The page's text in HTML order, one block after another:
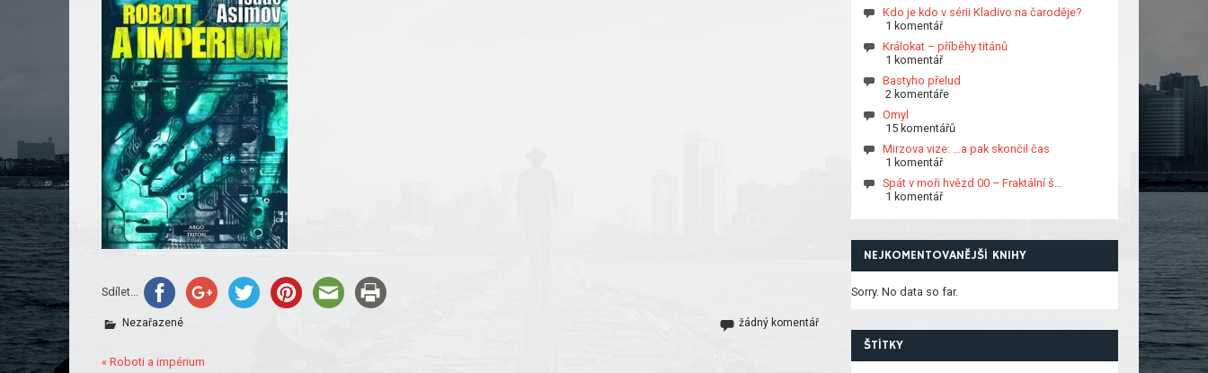
Sdílet...
Nezařazené žádný komentář
« Roboti a impérium
Kdo je kdo v sérii Kladivo na čaroděje?
1 komentář
Králokat – příběhy titánů
1 komentář
Bastyho přelud
2 komentáře
Omyl
15 komentářů
Mirzova vize: …a pak skončil čas
1 komentář
Spát v moři hvězd 00 – Fraktální š…
1 komentář
NEJKOMENTOVANĚJŠÍ KNIHY
Sorry. No data so far.
ŠTÍTKY